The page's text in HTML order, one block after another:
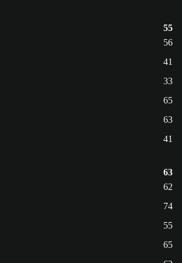
55
56
41
33
65
63
41
63
62
74
55
65